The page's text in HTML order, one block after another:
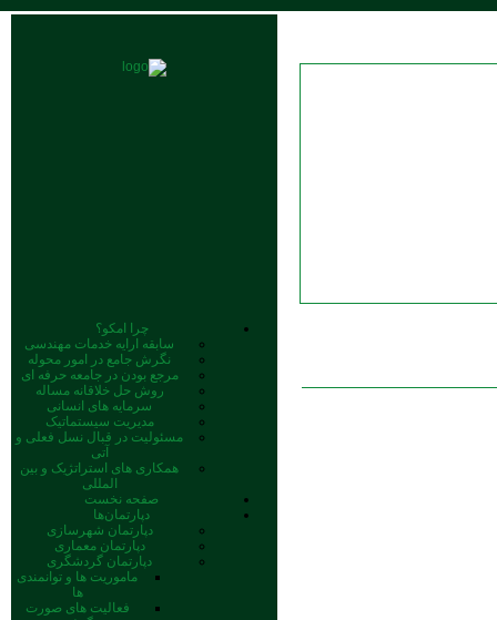
چرا امکو؟
سابقه ارایه خدمات مهندسی
نگرش جامع در امور محوله
مرجع بودن در جامعه حرفه ای
روش حل خلاقانه مساله
سرمایه‏ های انسانی
مدیریت سیستماتیک
مسئولیت در قبال نسل فعلی و
همکاری‏ های استراتژیک و بین‏
المللی
صفحه نخست
دپارتمان‌ها
دپارتمان شهرسازی
دپارتمان معماری
دپارتمان گردشگری
ماموریت ها و توانمندی
فعالیت های صورت